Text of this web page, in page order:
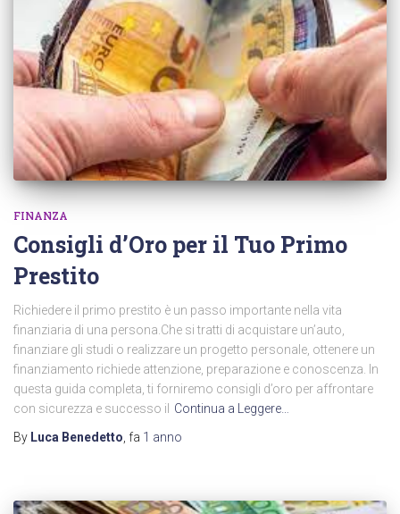
FINANZA
Consigli d’Oro per il Tuo Primo
Prestito
Richiedere il primo prestito è un passo importante nella vita
finanziaria di una persona.Che si tratti di acquistare un’auto,
finanziare gli studi o realizzare un progetto personale, ottenere un
finanziamento richiede attenzione, preparazione e conoscenza. In
questa guida completa, ti forniremo consigli d’oro per affrontare
con sicurezza e successo il Continua a Leggere…
By Luca Benedetto , fa 1 anno